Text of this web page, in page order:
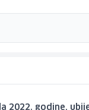
2022. godine,